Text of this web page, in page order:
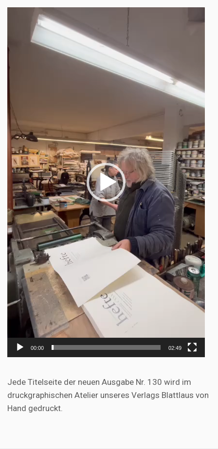
00:00 02:49
Jede Titelseite der neuen Ausgabe Nr. 130 wird im
druckgraphischen Atelier unseres Verlags Blattlaus von
Hand gedruckt.